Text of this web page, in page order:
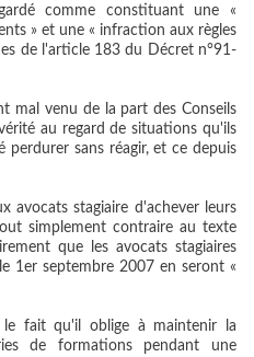
comme constituant une «
» et une « infraction aux règles
de l'article 183 du Décret n°91-
mal venu de la part des Conseils
au regard de situations qu'ils
perdurer sans réagir, et ce depuis
avocats stagiaire d'achever leurs
simplement contraire au texte
que les avocats stagiaires
1er septembre 2007 en seront «
le fait qu'il oblige à maintenir la
de formations pendant une